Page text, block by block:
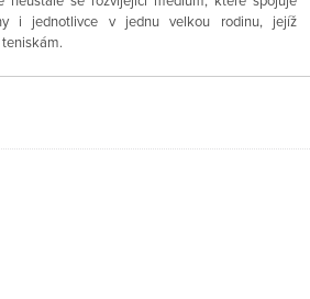
i jednotlivce v jednu velkou rodinu, jejíž